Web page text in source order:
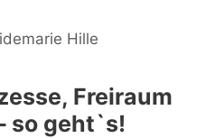
Hille
Freiraum
so geht`s!